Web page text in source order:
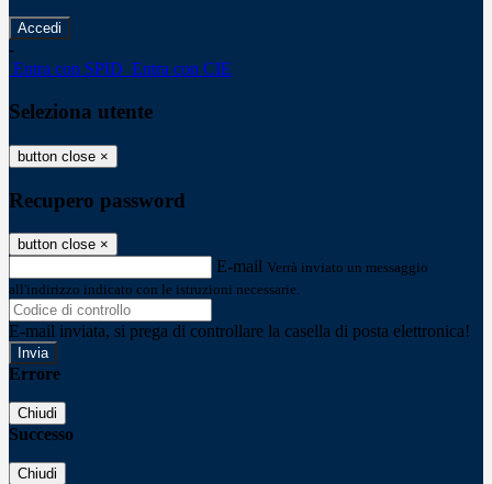
-
Entra con SPID Entra con CIE
Seleziona utente
button close ×
Recupero password
button close ×
E-mail Verrà inviato un messaggio
all'indirizzo indicato con le istruzioni necessarie.
E-mail inviata, si prega di controllare la casella di posta elettronica!
Errore
Chiudi
Successo
Chiudi